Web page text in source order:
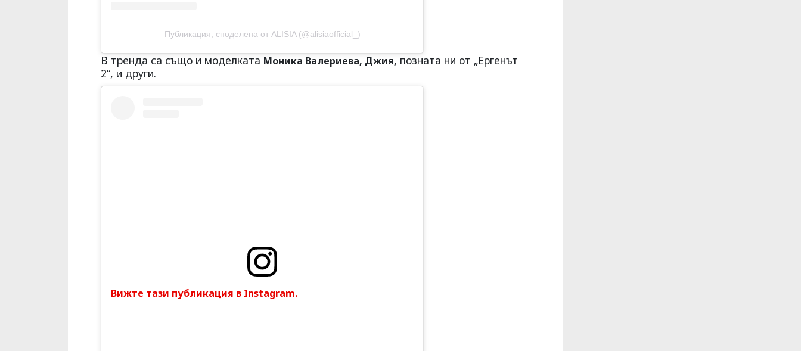
Публикация, споделена от ALISIA (@alisiaofficial_)
В тренда са също и моделката Моника Валериева, Джия, позната ни от „Ергенът
2“, и други.
Вижте тази публикация в Instagram.